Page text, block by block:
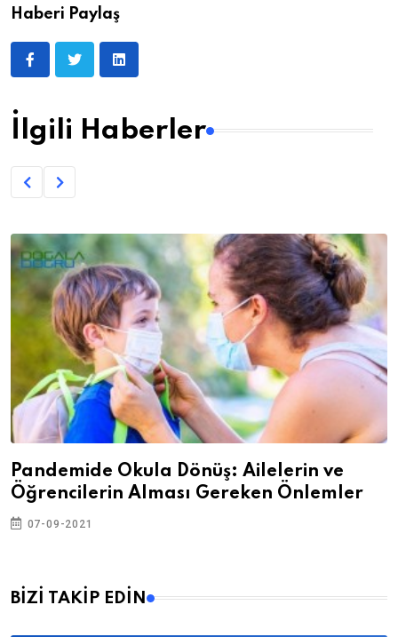
Haberi Paylaş
İlgili Haberler
Pandemide Okula Dönüş: Ailelerin ve
Öğrencilerin Alması Gereken Önlemler
07-09-2021
BİZİ TAKİP EDİN